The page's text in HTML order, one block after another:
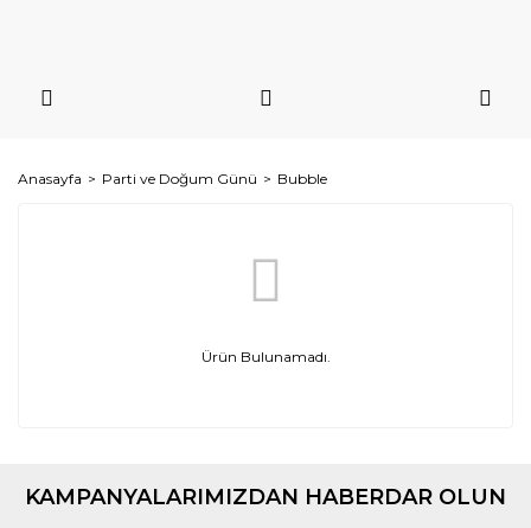
Anasayfa Parti ve Doğum Günü Bubble
Ürün Bulunamadı.
KAMPANYALARIMIZDAN HABERDAR OLUN